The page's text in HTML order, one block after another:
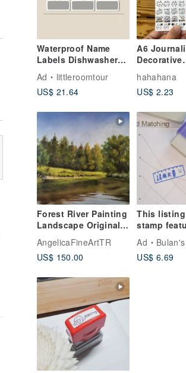
Waterproof Name
Labels Dishwasher
Safe Labels Classic
Dinosaur IV
Ad
littleroomtour
US$ 21.64
A6
Decorative
| Hello Tutu
hahahana
US$ 2.23
Forest River Painting
Landscape Original
Art Vintage Nature
Waterscape Wall Art
AngelicaFineArtTR
US$ 150.00
This
stamp
common
teacher/
phrases.
Ad
US$ 6.69